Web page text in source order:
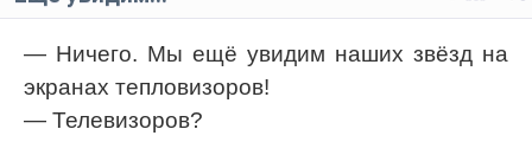
— Ничего. Мы ещё увидим наших звёзд на
экранах тепловизоров!
— Телевизоров?